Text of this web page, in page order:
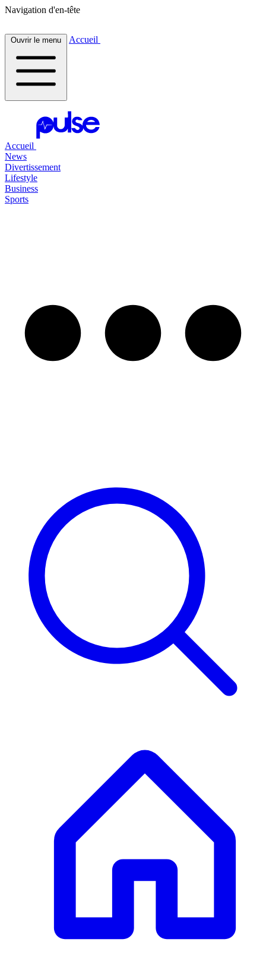
Navigation d'en-tête
Ouvrir le menu Accueil
Accueil
News
Divertissement
Lifestyle
Business
Sports